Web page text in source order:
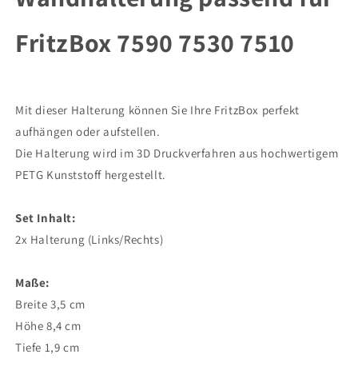
7530
7510
Aufhängung
7530
7510
Aufhängung
FritzBox 7590 7530 7510
Mit dieser Halterung können Sie Ihre FritzBox perfekt
aufhängen oder aufstellen.
Die Halterung wird im 3D Druckverfahren aus hochwertigem
PETG Kunststoff hergestellt.
Set Inhalt:
2x Halterung (Links/Rechts)
Maße:
Breite 3,5 cm
Höhe 8,4 cm
Tiefe 1,9 cm